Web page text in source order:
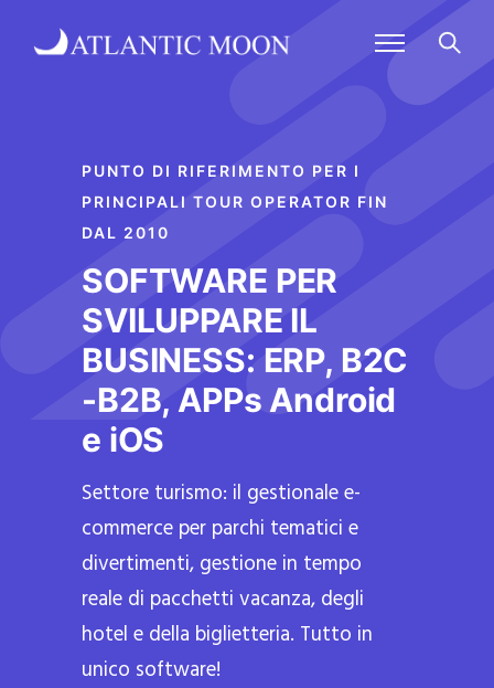
PUNTO DI RIFERIMENTO PER I
PRINCIPALI TOUR OPERATOR FIN
DAL 2010
SOFTWARE PER
SVILUPPARE IL
BUSINESS: ERP, B2C
-B2B, APPs Android
e iOS
Settore turismo: il gestionale e-
commerce per parchi tematici e
divertimenti, gestione in tempo
reale di pacchetti vacanza, degli
hotel e della biglietteria. Tutto in
unico software!